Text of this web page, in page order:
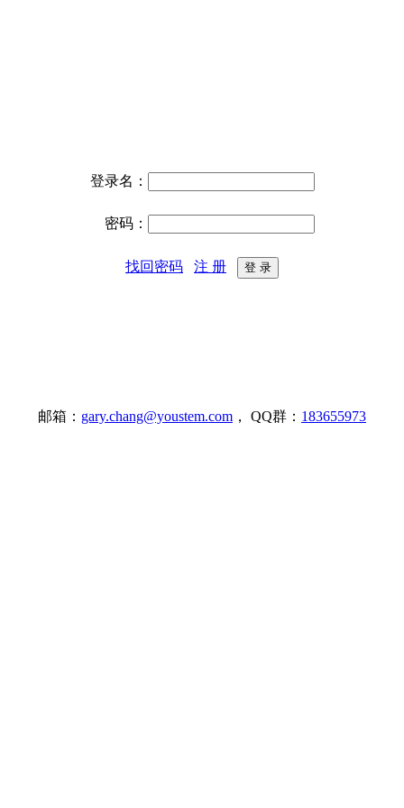
登录名：
密码：
找回密码 注 册
邮箱： gary.chang@youstem.com ， QQ群： 183655973